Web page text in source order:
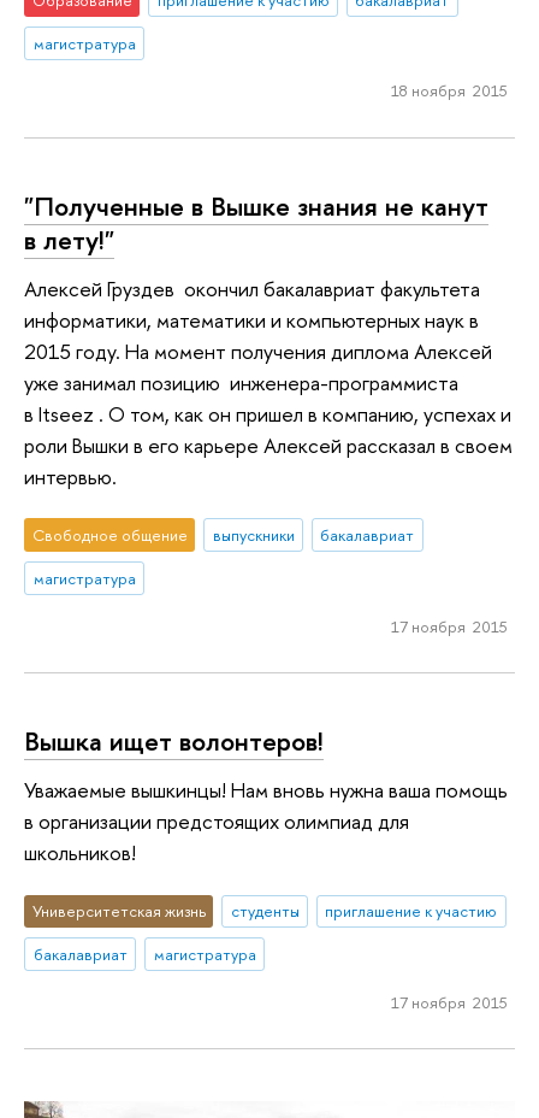
магистратура
18 ноября 2015
"Полученные в Вышке знания не канут
в лету!"
Алексей Груздев окончил бакалавриат факультета
информатики, математики и компьютерных наук в
2015 году. На момент получения диплома Алексей
уже занимал позицию инженера-программиста
в Itseez . О том, как он пришел в компанию, успехах и
роли Вышки в его карьере Алексей рассказал в своем
интервью.
Свободное общение выпускники
бакалавриат
магистратура
17 ноября 2015
Вышка ищет волонтеров!
Уважаемые вышкинцы! Нам вновь нужна ваша помощь
в организации предстоящих олимпиад для
школьников!
Университетская жизнь студенты
приглашение к участию
бакалавриат
магистратура
17 ноября 2015